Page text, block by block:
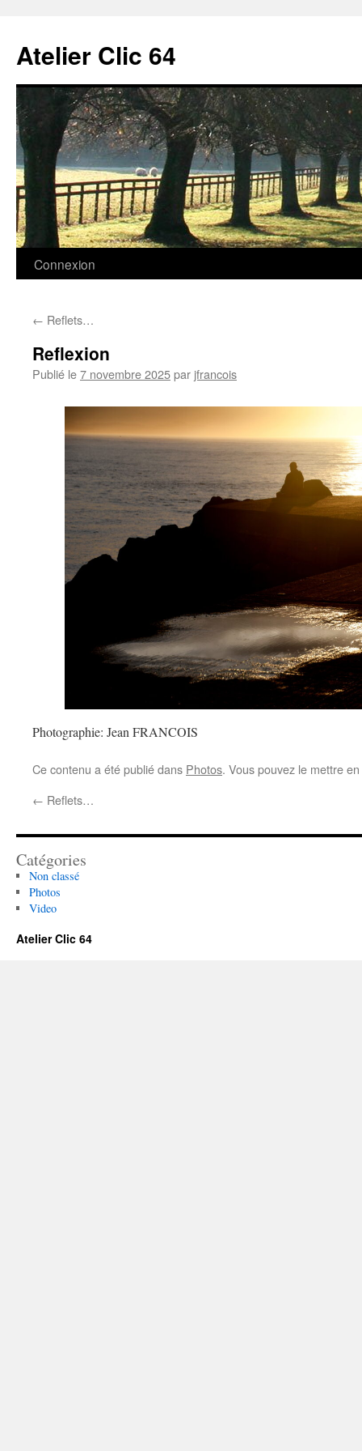
contenu
Atelier Clic 64
Connexion
← Reflets…
Reflexion
Publié le7 novembre 2025par jfrancois
Photographie: Jean FRANCOIS
Ce contenu a été publié dans Photos. Vous pouvez le mettre
← Reflets…
Catégories
Non classé
Photos
Video
Atelier Clic 64